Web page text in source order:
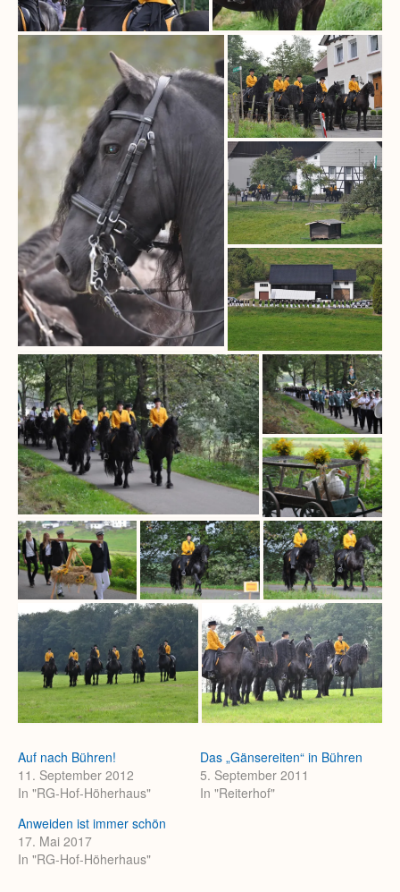
Auf nach Bühren!
11. September 2012
In "RG-Hof-Höherhaus"
Das „Gänsereiten“ in Bühren
5. September 2011
In "Reiterhof"
Anweiden ist immer schön
17. Mai 2017
In "RG-Hof-Höherhaus"